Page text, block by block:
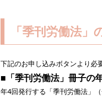
「季刊労働法」
下記のお申し込みボタンより必
■「季刊労働法」冊子の
年4回発行する「季刊労働法」